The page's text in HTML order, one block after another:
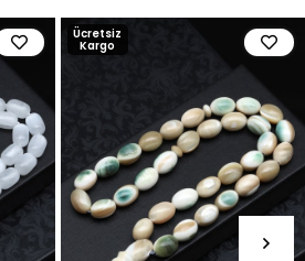
Ücretsiz
Kargo